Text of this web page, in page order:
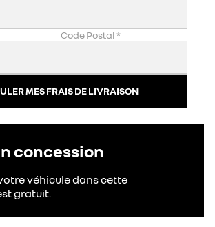
Code Postal*
MES FRAIS DE LIVRAISON
concession
véhicule dans cette
gratuit.